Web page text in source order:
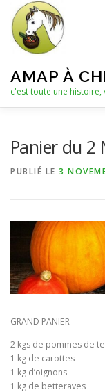
contenu
AMAP À
c'est toute une histoire,
LES PANIERS
LES AUTRES
BULLETIN
Panier du 2
PUBLIÉ LE 3
GRAND PANIER
2 kgs de pommes de
1 kg de carottes
1 kg d’oignons
1 kg de betteraves